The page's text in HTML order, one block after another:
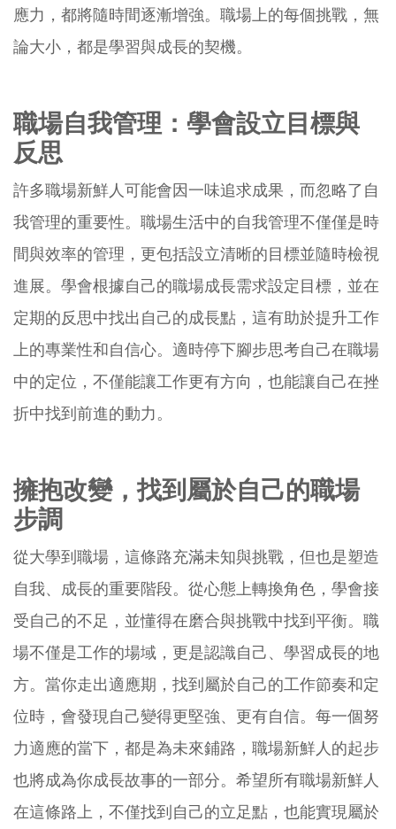
應力，都將隨時間逐漸增強。職場上的每個挑戰，無
論大小，都是學習與成長的契機。
職場自我管理：學會設立目標與
反思
許多職場新鮮人可能會因一味追求成果，而忽略了自
我管理的重要性。職場生活中的自我管理不僅僅是時
間與效率的管理，更包括設立清晰的目標並隨時檢視
進展。學會根據自己的職場成長需求設定目標，並在
定期的反思中找出自己的成長點，這有助於提升工作
上的專業性和自信心。適時停下腳步思考自己在職場
中的定位，不僅能讓工作更有方向，也能讓自己在挫
折中找到前進的動力。
擁抱改變，找到屬於自己的職場
步調
從大學到職場，這條路充滿未知與挑戰，但也是塑造
自我、成長的重要階段。從心態上轉換角色，學會接
受自己的不足，並懂得在磨合與挑戰中找到平衡。職
場不僅是工作的場域，更是認識自己、學習成長的地
方。當你走出適應期，找到屬於自己的工作節奏和定
位時，會發現自己變得更堅強、更有自信。每一個努
力適應的當下，都是為未來鋪路，職場新鮮人的起步
也將成為你成長故事的一部分。希望所有職場新鮮人
在這條路上，不僅找到自己的立足點，也能實現屬於